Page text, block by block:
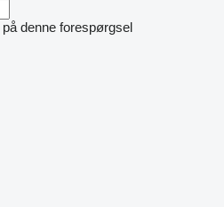
denne forespørgsel